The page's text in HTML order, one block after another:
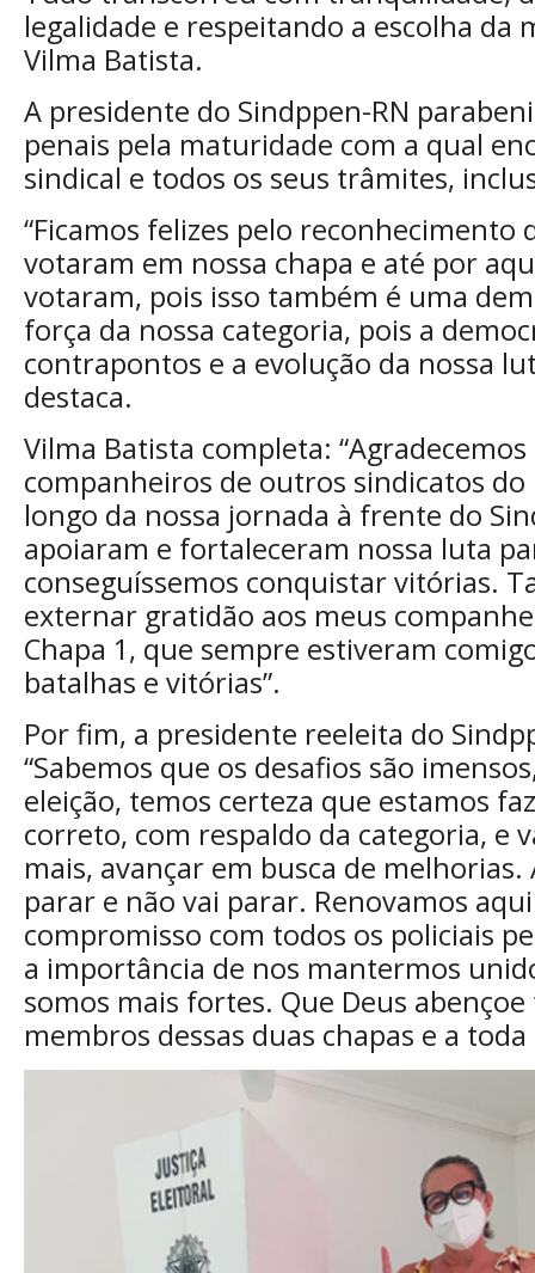
legalidade e respeitando a escolha da
Vilma Batista.
A presidente do Sindppen-RN
penais pela maturidade com a qual
sindical e todos os seus trâmites,
“Ficamos felizes pelo reconhecimento
votaram em nossa chapa e até por
votaram, pois isso também é uma
força da nossa categoria, pois a
contrapontos e a evolução da nossa
destaca.
Vilma Batista completa:
companheiros de outros sindicatos do
longo da nossa jornada à frente do
apoiaram e fortaleceram nossa luta
conseguíssemos conquistar vitórias.
externar gratidão aos meus
Chapa 1, que sempre estiveram
batalhas e vitórias”.
Por fim, a presidente reeleita do
“Sabemos que os desafios são
eleição, temos certeza que estamos
correto, com respaldo da categoria, e
mais, avançar em busca de
parar e não vai parar. Renovamos
compromisso com todos os policiais
a importância de nos mantermos
somos mais fortes. Que Deus
membros dessas duas chapas e a